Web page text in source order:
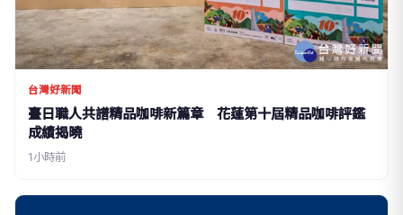
台灣好新聞
臺日職人共譜精品咖啡新篇章 花蓮第十屆精品咖啡評鑑
成績揭曉
1小時前